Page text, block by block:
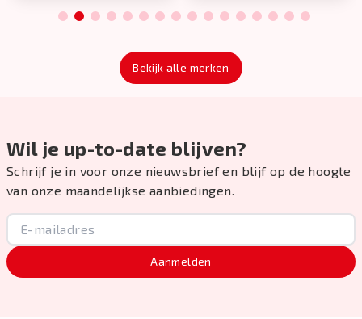
1 2 3 4 5 6 7 8 9 10 11 12 13 14 15 16
Bekijk alle merken
Wil je up-to-date blijven?
Schrijf je in voor onze nieuwsbrief en blijf op de hoogte
van onze maandelijkse aanbiedingen.
Aanmelden